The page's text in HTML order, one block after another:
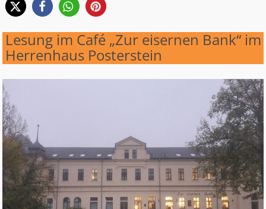
Lesung im Café „Zur eisernen Bank“ im
Herrenhaus Posterstein